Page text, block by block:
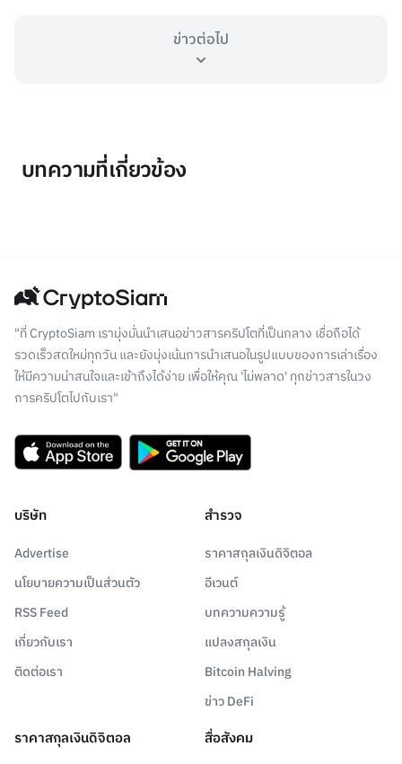
ข่าวต่อไป
บทความที่เกี่ยวข้อง
"ที่ CryptoSiam เรามุ่งมั่นนำเสนอข่าวสารคริปโตที่เป็นกลาง เชื่อถือได้
รวดเร็วสดใหม่ทุกวัน และยังมุ่งเน้นการนำเสนอในรูปแบบของการเล่าเรื่อง
ให้มีความน่าสนใจและเข้าถึงได้ง่าย เพื่อให้คุณ 'ไม่พลาด' ทุกข่าวสารในวง
การคริปโตไปกับเรา"
บริษัท
Advertise
นโยบายความเป็นส่วนตัว
RSS Feed
เกี่ยวกับเรา
ติดต่อเรา
สำรวจ
ราคาสกุลเงินดิจิตอล
อีเวนต์
บทความความรู้
แปลงสกุลเงิน
Bitcoin Halving
ข่าว DeFi
ราคาสกุลเงินดิจิตอล สื่อสังคม